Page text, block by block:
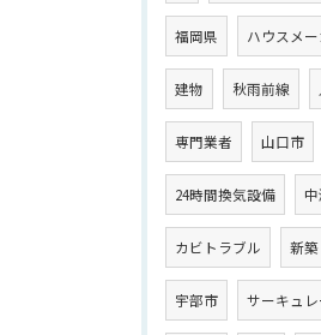
福岡県 ハウスメ
建物 秋雨前線
専門業者 山口市
24時間換気設備
カビトラブル 新築
宇部市 サーキュ